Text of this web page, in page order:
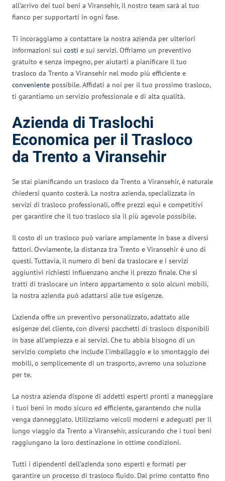
all’arrivo dei tuoi beni a Viransehir, il nostro team sarà al tuo
fianco per supportarti in ogni fase.
Ti incoraggiamo a contattare la nostra azienda per ulteriori
informazioni sui costi e sui servizi. Offriamo un preventivo
gratuito e senza impegno, per aiutarti a pianificare il tuo
trasloco da Trento a Viransehir nel modo più efficiente e
conveniente possibile. Affidati a noi per il tuo prossimo trasloco,
ti garantiamo un servizio professionale e di alta qualità.
Azienda di Traslochi
Economica per il Trasloco
da Trento a Viransehir
Se stai pianificando un trasloco da Trento a Viransehir, è naturale
chiedersi quanto costerà. La nostra azienda, specializzata in
servizi di trasloco professionali, offre prezzi equi e competitivi
per garantire che il tuo trasloco sia il più agevole possibile.
Il costo di un trasloco può variare ampiamente in base a diversi
fattori. Ovviamente, la distanza tra Trento e Viransehir è uno di
questi. Tuttavia, il numero di beni da traslocare e i servizi
aggiuntivi richiesti influenzano anche il prezzo finale. Che si
tratti di traslocare un intero appartamento o solo alcuni mobili,
la nostra azienda può adattarsi alle tue esigenze.
L’azienda offre un preventivo personalizzato, adattato alle
esigenze del cliente, con diversi pacchetti di trasloco disponibili
in base all’ampiezza e ai servizi. Che tu abbia bisogno di un
servizio completo che include l’imballaggio e lo smontaggio dei
mobili, o semplicemente di un trasporto, avremo una soluzione
per te.
La nostra azienda dispone di addetti esperti pronti a maneggiare
i tuoi beni in modo sicuro ed efficiente, garantendo che nulla
venga danneggiato. Utilizziamo veicoli moderni e adeguati per il
lungo viaggio da Trento a Viransehir, assicurando che i tuoi beni
raggiungano la loro destinazione in ottime condizioni.
Tutti i dipendenti dell’azienda sono esperti e formati per
garantire un processo di trasloco fluido. Dal primo contatto fino